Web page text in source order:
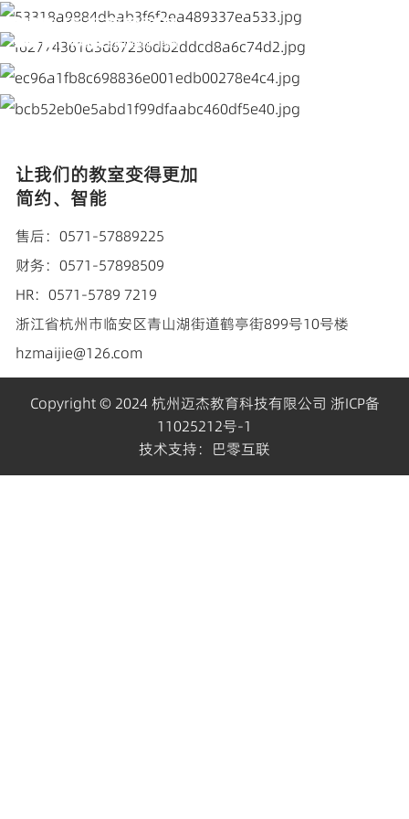
让我们的教室变得更加
简约、智能
售后：0571-57889225
财务：0571-57898509
HR：0571-5789 7219
浙江省杭州市临安区青山湖街道鹤亭街899号10号楼
hzmaijie@126.com
Copyright © 2024 杭州迈杰教育科技有限公司 浙ICP备
11025212号-1
技术支持： 巴零互联